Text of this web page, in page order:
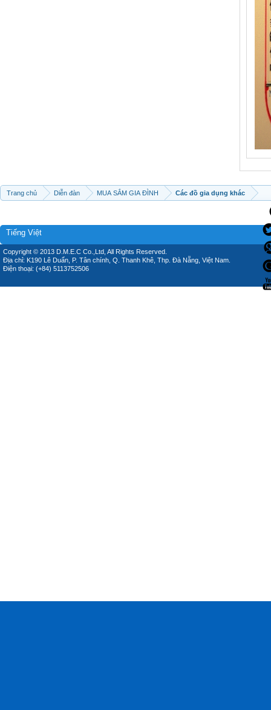
Trang chủ Diễn đàn MUA SẮM GIA ĐÌNH Các đồ gia dụng khác
Tiếng Việt
Copyright © 2013 D.M.E.C Co.,Ltd, All Rights Reserved.
Địa chỉ: K190 Lê Duẩn, P. Tân chính, Q. Thanh Khê, Thp. Đà Nẵng, Việt Nam.
Điện thoại: (+84) 5113752506